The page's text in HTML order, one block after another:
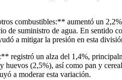
combustibles:** aumentó un
de suministro de agua. En sentido
a mitigar la presión en esta
registró un alza del 1,4%,
huevos (2,5%), así como pan y
a moderar esta variación.